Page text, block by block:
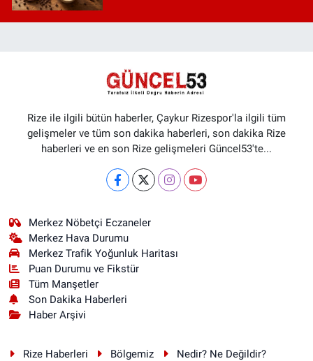
Rize ile ilgili bütün haberler, Çaykur Rizespor'la ilgili tüm
gelişmeler ve tüm son dakika haberleri, son dakika Rize
haberleri ve en son Rize gelişmeleri Güncel53'te...
Merkez Nöbetçi Eczaneler
Merkez Hava Durumu
Merkez Trafik Yoğunluk Haritası
Puan Durumu ve Fikstür
Tüm Manşetler
Son Dakika Haberleri
Haber Arşivi
Rize Haberleri Bölgemiz Nedir? Ne Değildir?